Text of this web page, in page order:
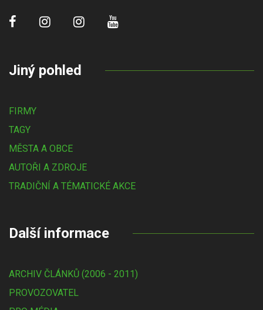
Jiný pohled
FIRMY
TAGY
MĚSTA A OBCE
AUTOŘI A ZDROJE
TRADIČNÍ A TÉMATICKÉ AKCE
Další informace
ARCHIV ČLÁNKŮ (2006 - 2011)
PROVOZOVATEL